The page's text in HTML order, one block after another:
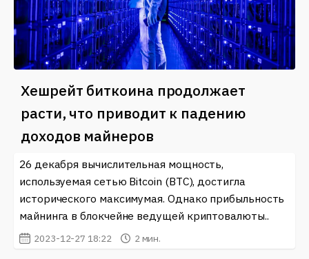
Хешрейт биткоина продолжает
расти, что приводит к падению
доходов майнеров
26 декабря вычислительная мощность,
используемая сетью Bitcoin (BTC), достигла
исторического максимумая. Однако прибыльность
майнинга в блокчейне ведущей криптовалюты..
2023-12-27 18:22 2 мин.